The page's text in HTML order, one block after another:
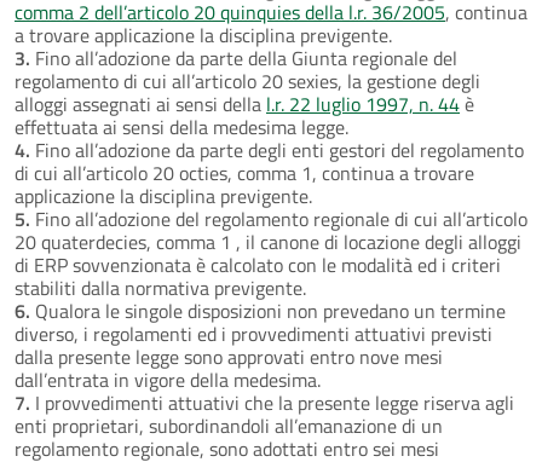
comma 2 dell’articolo 20 quinquies della l.r. 36/2005, continua
a trovare applicazione la disciplina previgente.
3. Fino all’adozione da parte della Giunta regionale del
regolamento di cui all’articolo 20 sexies, la gestione degli
alloggi assegnati ai sensi della l.r. 22 luglio 1997, n. 44è
effettuata ai sensi della medesima legge.
4. Fino all’adozione da parte degli enti gestori del regolamento
di cui all’articolo 20 octies, comma 1, continua a trovare
applicazione la disciplina previgente.
5. Fino all’adozione del regolamento regionale di cui all’articolo
20 quaterdecies, comma 1 , il canone di locazione degli alloggi
di ERP sovvenzionata è calcolato con le modalità ed i criteri
stabiliti dalla normativa previgente.
6. Qualora le singole disposizioni non prevedano un termine
diverso, i regolamenti ed i provvedimenti attuativi previsti
dalla presente legge sono approvati entro nove mesi
dall’entrata in vigore della medesima.
7. I provvedimenti attuativi che la presente legge riserva agli
enti proprietari, subordinandoli all’emanazione di un
regolamento regionale, sono adottati entro sei mesi